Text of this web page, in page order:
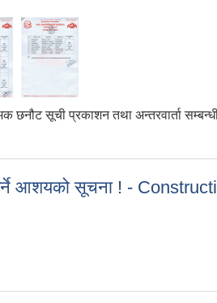
छनौट सूची प्रकाशन तथा अन्तरवार्ता
आशयको सूचना ! -